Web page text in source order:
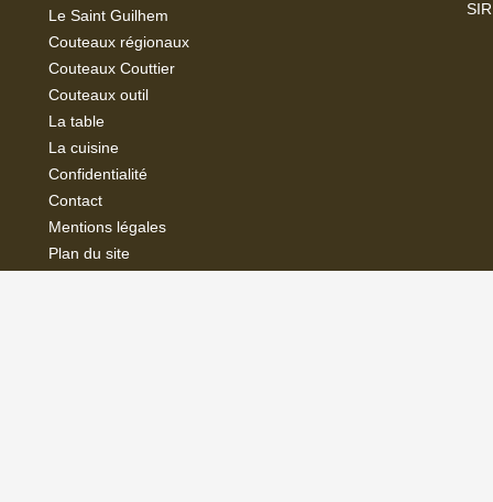
Le Saint Guilhem
Couteaux régionaux
Couteaux Couttier
Couteaux outil
La table
La cuisine
Confidentialité
Contact
Mentions légales
Plan du site